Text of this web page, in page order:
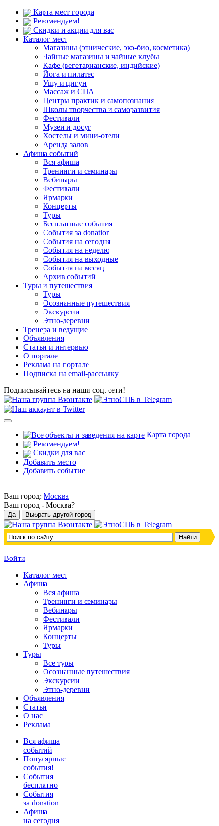
Карта мест города
Рекомендуем!
Скидки и акции для вас
Каталог мест
Магазины (этнические, эко-био, косметика)
Чайные магазины и чайные клубы
Кафе (вегетарианские, индийские)
Йога и пилатес
Ушу и цигун
Массаж и СПА
Центры практик и самопознания
Школы творчества и саморазвития
Фестивали
Музеи и досуг
Хостелы и мини-отели
Аренда залов
Афиша событий
Вся афиша
Тренинги и семинары
Вебинары
Фестивали
Ярмарки
Концерты
Туры
Бесплатные события
События за donation
События на сегодня
События на неделю
События на выходные
События на месяц
Архив событий
Туры и путешествия
Туры
Осознанные путешествия
Экскурсии
Этно-деревни
Тренера и ведущие
Объявления
Статьи и интервью
О портале
Реклама на портале
Подписка на email-рассылку
Подписывайтесь на наши соц. сети!
Карта города
Рекомендуем!
Скидки для вас
Добавить место
Добавить событие
Ваш город: Москва
Ваш город - Москва?
Войти
Каталог мест
Афиша
Вся афиша
Тренинги и семинары
Вебинары
Фестивали
Ярмарки
Концерты
Туры
Туры
Все туры
Осознанные путешествия
Экскурсии
Этно-деревни
Объявления
Статьи
О нас
Реклама
Вся афиша
событий
Популярные
события!
События
бесплатно
События
за donation
Афиша
на сегодня